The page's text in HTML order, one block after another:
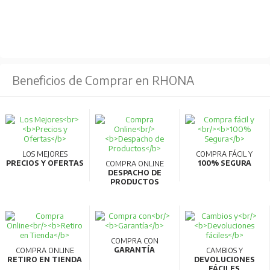
necesidades más exigentes.
La serie ZBK también incluye una gama de
conmutadores 1-0-2 además de aplicaciones con
envolventes de plástico y diversos accesorios.
Características Generales:
Disponibles desde 20 hasta 125A.
Dos tamaños de mando en puerta con bloqueo
mediante candado.
Beneficios de Comprar en RHONA
LOS MEJORES
PRECIOS Y OFERTAS
COMPRA ONLINE
DESPACHO DE
PRODUCTOS
COMPRA FÁCIL Y
100% SEGURA
COMPRA ONLINE
RETIRO EN TIENDA
COMPRA CON
GARANTÍA
CAMBIOS Y
DEVOLUCIONES